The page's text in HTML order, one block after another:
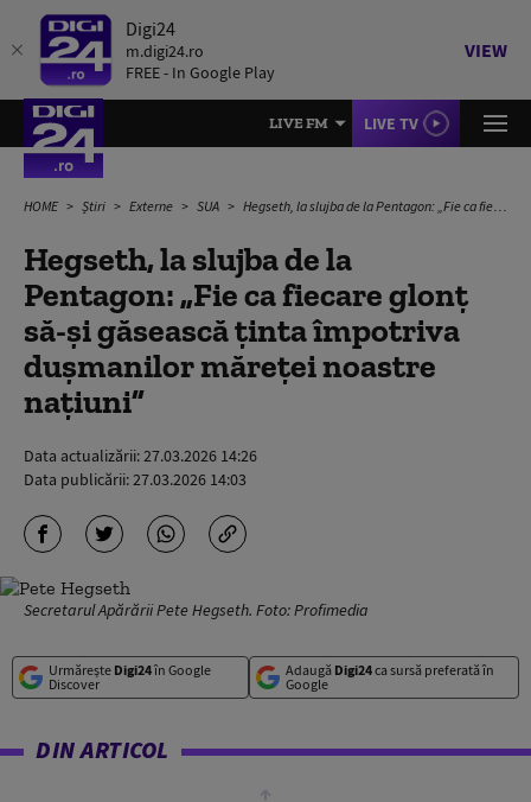
Digi24
m.digi24.ro
FREE - In Google Play
VIEW
LIVE FM LIVE TV
HOME Știri Externe SUA Hegseth, la slujba de la Pentagon: „Fie ca fiecare glonț să-și găsească ținta împotriva dușmanilor măreței noastre națiuni”
Hegseth, la slujba de la
Pentagon: „Fie ca fiecare glonț
să-și găsească ținta împotriva
dușmanilor măreței noastre
națiuni”
Data actualizării:27.03.2026 14:26
Data publicării:27.03.2026 14:03
Secretarul Apărării Pete Hegseth. Foto: Profimedia
Urmărește Digi24în Google
Discover
Adaugă Digi24ca sursă preferată în
Google
DIN ARTICOL